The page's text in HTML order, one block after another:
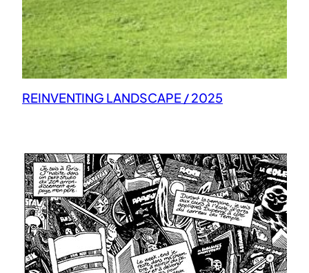
REINVENTING LANDSCAPE / 2025